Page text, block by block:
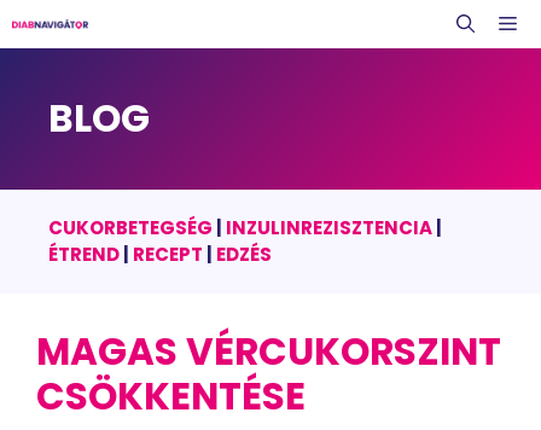
BLOG
CUKORBETEGSÉG INZULINREZISZTENCIA
ÉTREND RECEPT EDZÉS
MAGAS VÉRCUKORSZINT
CSÖKKENTÉSE